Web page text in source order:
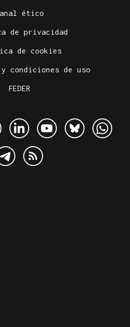
ético
de privacidad
de cookies
condiciones de uso
FEDER